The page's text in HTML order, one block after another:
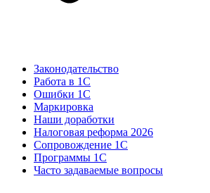
Законодательство
Работа в 1С
Ошибки 1С
Маркировка
Наши доработки
Налоговая реформа 2026
Сопровождение 1С
Программы 1С
Часто задаваемые вопросы